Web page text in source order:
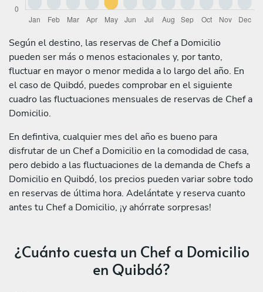
Según el destino, las reservas de Chef a Domicilio
pueden ser más o menos estacionales y, por tanto,
fluctuar en mayor o menor medida a lo largo del año. En
el caso de Quibdó, puedes comprobar en el siguiente
cuadro las fluctuaciones mensuales de reservas de Chef a
Domicilio.
En defintiva, cualquier mes del año es bueno para
disfrutar de un Chef a Domicilio en la comodidad de casa,
pero debido a las fluctuaciones de la demanda de Chefs a
Domicilio en Quibdó, los precios pueden variar sobre todo
en reservas de última hora. Adelántate y reserva cuanto
antes tu Chef a Domicilio, ¡y ahórrate sorpresas!
¿Cuánto cuesta un Chef a Domicilio
en Quibdó?